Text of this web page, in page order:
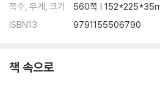
제10장 양심적 병역거부와 종교(2): 불교와
1. 불교, 폭력, 전쟁
4. 이슬람교와 힌두교
쪽수, 무게, 크기
560쪽 |
ISBN13
9791155506790
책 속으로